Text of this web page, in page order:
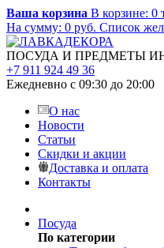
Ваша корзина В корзине: 0
На сумму: 0 руб. Список
ПОСУДА И ПРЕДМЕТЫ
+7 911 924 49 36
Ежедневно с 09:30 до 20:00
О нас
Новости
Статьи
Скидки и акции
Доставка и оплата
Контакты
Посуда
По категории